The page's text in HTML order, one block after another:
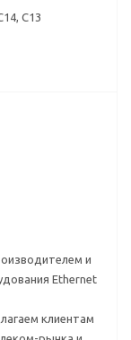
C13
и
Ethernet
клиентам